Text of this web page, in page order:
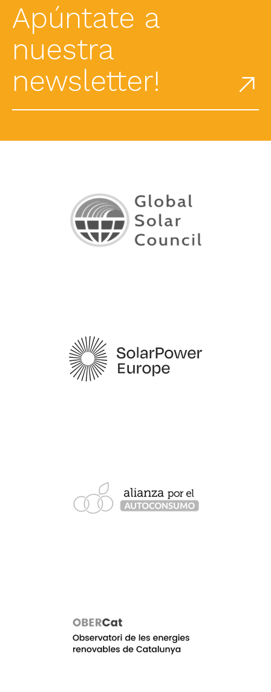
Apúntate a
nuestra
newsletter!